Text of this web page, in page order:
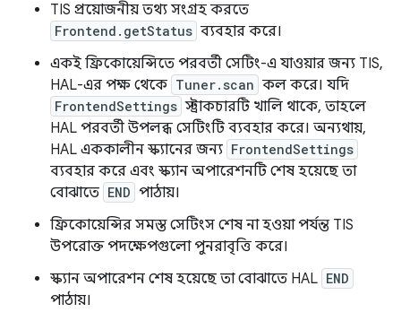
TIS প্রয়োজনীয় তথ্য সংগ্রহ করতে
Frontend.getStatus ব্যবহার করে।
একই ফ্রিকোয়েন্সিতে পরবর্তী সেটিং-এ যাওয়ার জন্য TIS,
HAL-এর পক্ষ থেকে Tuner.scan কল করে। যদি
FrontendSettings স্ট্রাকচারটি খালি থাকে, তাহলে
HAL পরবর্তী উপলব্ধ সেটিংটি ব্যবহার করে। অন্যথায়,
HAL এককালীন স্ক্যানের জন্য FrontendSettings
ব্যবহার করে এবং স্ক্যান অপারেশনটি শেষ হয়েছে তা
বোঝাতে END পাঠায়।
ফ্রিকোয়েন্সির সমস্ত সেটিংস শেষ না হওয়া পর্যন্ত TIS
উপরোক্ত পদক্ষেপগুলো পুনরাবৃত্তি করে।
স্ক্যান অপারেশন শেষ হয়েছে তা বোঝাতে HAL END
পাঠায়।